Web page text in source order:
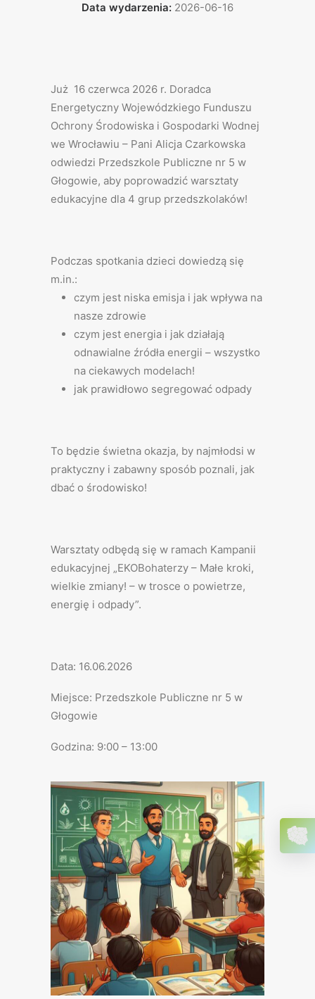
Data wydarzenia: 2026-06-16
Już 16 czerwca 2026 r. Doradca
Energetyczny Wojewódzkiego Funduszu
Ochrony Środowiska i Gospodarki Wodnej
we Wrocławiu – Pani Alicja Czarkowska
odwiedzi Przedszkole Publiczne nr 5 w
Głogowie, aby poprowadzić warsztaty
edukacyjne dla 4 grup przedszkolaków!
Podczas spotkania dzieci dowiedzą się
m.in.:
czym jest niska emisja i jak wpływa na
nasze zdrowie
czym jest energia i jak działają
odnawialne źródła energii – wszystko
na ciekawych modelach!
jak prawidłowo segregować odpady
To będzie świetna okazja, by najmłodsi w
praktyczny i zabawny sposób poznali, jak
dbać o środowisko!
Warsztaty odbędą się w ramach Kampanii
edukacyjnej „EKOBohaterzy – Małe kroki,
wielkie zmiany! – w trosce o powietrze,
energię i odpady”.
Data: 16.06.2026
Miejsce: Przedszkole Publiczne nr 5 w
Głogowie
Godzina: 9:00 – 13:00